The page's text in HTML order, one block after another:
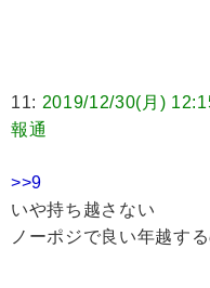
11: 2019/12/30(月)
報通
>>9
いや持ち越さない
ノーポジで良い年越す